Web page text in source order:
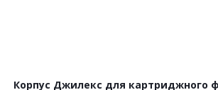
Корпус Джилекс для картриджного